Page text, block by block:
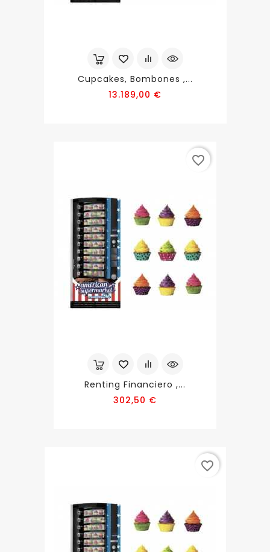
Cupcakes, Bombones ,...
13.189,00 €
Renting Financiero ,...
302,50 €
favorite_border
favorite_border